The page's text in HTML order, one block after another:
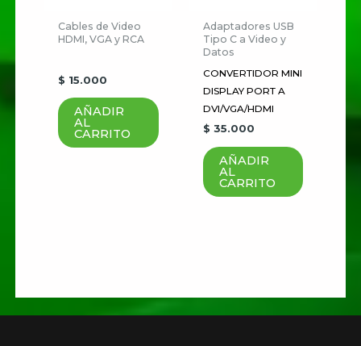
que haga un comentario.
Cables de Video
HDMI, VGA y RCA
$ 15.000
AÑADIR
AL
CARRITO
Adaptadores USB
Tipo C a Video y
Datos
CONVERTIDOR MINI
DISPLAY PORT A
DVI/VGA/HDMI
$ 35.000
AÑADIR
AL
CARRITO